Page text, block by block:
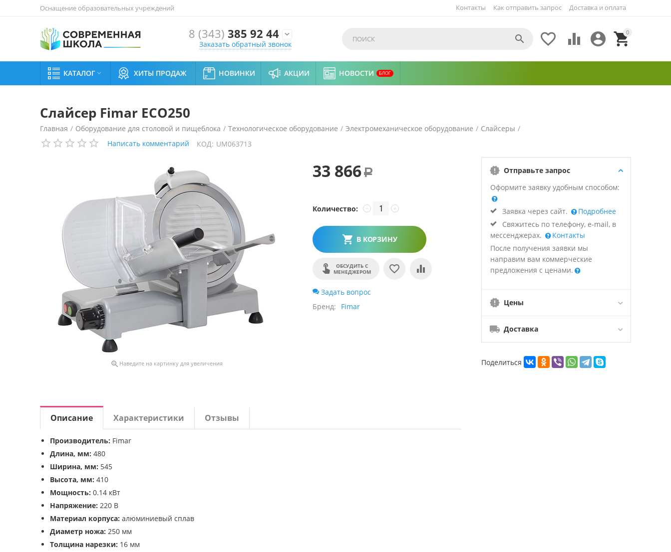
Оснащение образовательных учреждений Как отправить запрос Доставка и оплата
Контакты
8 (343) 385 92 44 
Заказать обратный звонок
0


 

КАТАЛОГ  ХИТЫ ПРОДАЖ НОВИНКИ АКЦИИ НОВОСТИ БЛОГ
Слайсер Fimar ECO250
Главная / Оборудование для столовой и пищеблока / Технологическое оборудование / Электромеханическое оборудование / Слайсеры /
Слайсер Fimar ECO250Написать комментарий КОД: UM063713
 Наведите на картинку для увеличения
33 866 Р
Количество: +
−
В КОРЗИНУ
ОБСУДИТЬ С
МЕНЕДЖЕРОМ
Задать вопрос
Бренд
Fimar
Отправьте запрос
Оформите заявку удобным способом:
Заявка через сайт.
Подробнее
Свяжитесь по телефону, e-mail, в
мессенджерах.
Контакты
После получения заявки мы
направим вам коммерческие
предложения с ценами.
Цены
Доставка
Поделиться
Описание Характеристики Отзывы
Производитель: Fimar
Длина, мм: 480
Ширина, мм: 545
Высота, мм: 410
Мощность: 0.14 кВт
Напряжение: 220 В
Материал корпуса: алюминиевый сплав
Диаметр ножа: 250 мм
Толщина нарезки: 16 мм